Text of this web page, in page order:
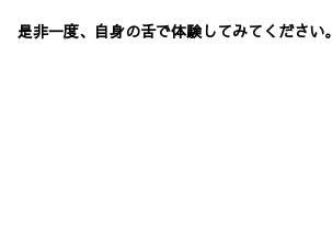
是非一度、自身の舌で体験してみてください。